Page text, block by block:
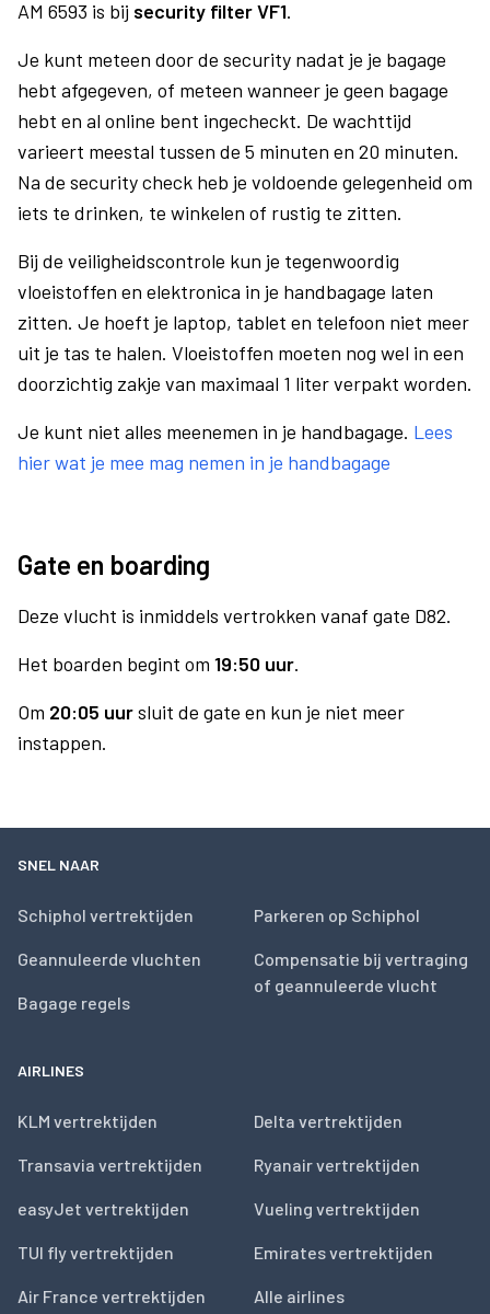
AM 6593 is bij security filter VF1.
Je kunt meteen door de security nadat je je bagage
hebt afgegeven, of meteen wanneer je geen bagage
hebt en al online bent ingecheckt. De wachttijd
varieert meestal tussen de 5 minuten en 20 minuten.
Na de security check heb je voldoende gelegenheid om
iets te drinken, te winkelen of rustig te zitten.
Bij de veiligheidscontrole kun je tegenwoordig
vloeistoffen en elektronica in je handbagage laten
zitten. Je hoeft je laptop, tablet en telefoon niet meer
uit je tas te halen. Vloeistoffen moeten nog wel in een
doorzichtig zakje van maximaal 1 liter verpakt worden.
Je kunt niet alles meenemen in je handbagage. Lees
hier wat je mee mag nemen in je handbagage
Gate en boarding
Deze vlucht is inmiddels vertrokken vanaf gate D82.
Het boarden begint om 19:50 uur.
Om 20:05 uursluit de gate en kun je niet meer
instappen.
SNEL NAAR
Schiphol vertrektijden
Geannuleerde vluchten
Bagage regels
Parkeren op Schiphol
Compensatie bij vertraging
of geannuleerde vlucht
AIRLINES
KLM vertrektijden
Transavia vertrektijden
easyJet vertrektijden
TUI fly vertrektijden
Air France vertrektijden
Delta vertrektijden
Ryanair vertrektijden
Vueling vertrektijden
Emirates vertrektijden
Alle airlines